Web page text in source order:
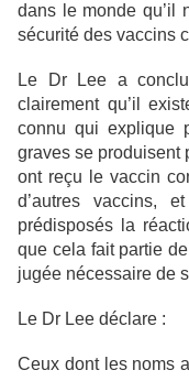
dans le monde qu’il
sécurité des vaccins
Le Dr Lee a
clairement qu’il
connu qui explique
graves se produisent
ont reçu le vaccin
d’autres vaccins,
prédisposés la
que cela fait partie
jugée nécessaire de
Le Dr Lee déclare :
Ceux dont les noms